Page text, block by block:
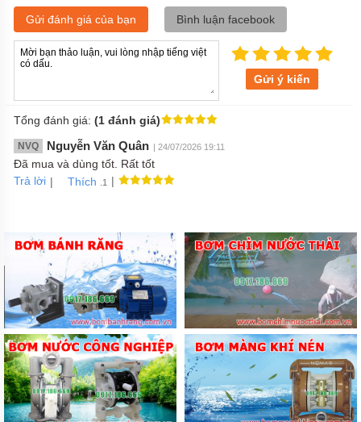
Gửi đánh giá của bạn
Bình luận facebook
Gửi ý kiến
Tổng đánh giá: (1 đánh giá)
NVQ Nguyễn Văn Quân | 24/07/2026 19:11
Đã mua và dùng tốt. Rất tốt
Trả lời | Thích .1 |